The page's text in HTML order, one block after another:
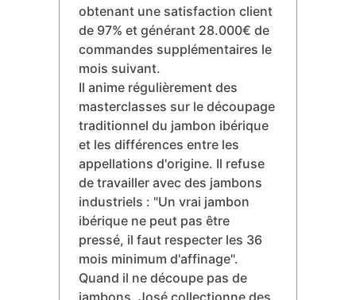
découpe et les événements
gastronomiques. Sa plus grande
réussite a été d'organiser en
2022 un événement pour 450
personnes à Paris avec
dégustation de 8 jambons
différents (bellota, cebo, etc.),
obtenant une satisfaction client
de 97% et générant 28.000€ de
commandes supplémentaires le
mois suivant.
Il anime régulièrement des
masterclasses sur le découpage
traditionnel du jambon ibérique
et les différences entre les